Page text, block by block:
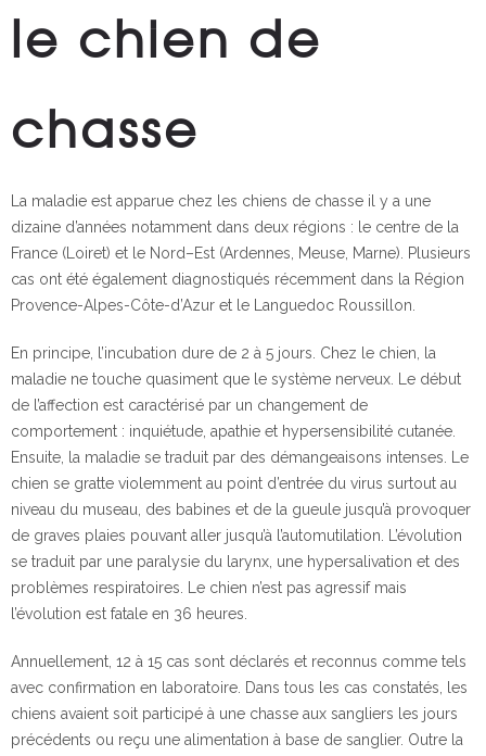
le chien de
chasse
La maladie est apparue chez les chiens de chasse il y a une
dizaine d’années notamment dans deux régions : le centre de la
France (Loiret) et le Nord–Est (Ardennes, Meuse, Marne). Plusieurs
cas ont été également diagnostiqués récemment dans la Région
Provence-Alpes-Côte-d’Azur et le Languedoc Roussillon.
En principe, l’incubation dure de 2 à 5 jours. Chez le chien, la
maladie ne touche quasiment que le système nerveux. Le début
de l’affection est caractérisé par un changement de
comportement : inquiétude, apathie et hypersensibilité cutanée.
Ensuite, la maladie se traduit par des démangeaisons intenses. Le
chien se gratte violemment au point d’entrée du virus surtout au
niveau du museau, des babines et de la gueule jusqu’à provoquer
de graves plaies pouvant aller jusqu’à l’automutilation. L’évolution
se traduit par une paralysie du larynx, une hypersalivation et des
problèmes respiratoires. Le chien n’est pas agressif mais
l’évolution est fatale en 36 heures.
Annuellement, 12 à 15 cas sont déclarés et reconnus comme tels
avec confirmation en laboratoire. Dans tous les cas constatés, les
chiens avaient soit participé à une chasse aux sangliers les jours
précédents ou reçu une alimentation à base de sanglier. Outre la